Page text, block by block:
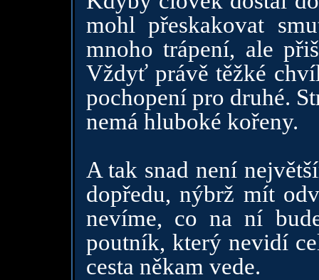
mohl přeskakovat
mnoho trápení, ale
Vždyť právě těžké
pochopení pro druhé.
nemá hluboké kořeny.
A tak snad není
dopředu, nýbrž mít
nevíme, co na ní
poutník, který nevidí
cesta někam vede.